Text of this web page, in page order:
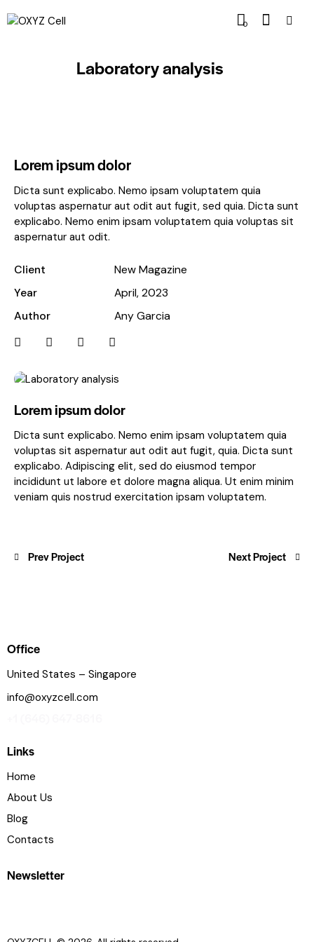
0
Laboratory analysis
Lorem ipsum dolor
Dicta sunt explicabo. Nemo ipsam voluptatem quia
voluptas aspernatur aut odit aut fugit, sed quia. Dicta sunt
explicabo. Nemo enim ipsam voluptatem quia voluptas sit
aspernatur aut odit.
Client
New Magazine
Year
April, 2023
Author
Any Garcia
Lorem ipsum dolor
Dicta sunt explicabo. Nemo enim ipsam voluptatem quia
voluptas sit aspernatur aut odit aut fugit, quia. Dicta sunt
explicabo. Adipiscing elit, sed do eiusmod tempor
incididunt ut labore et dolore magna aliqua. Ut enim minim
veniam quis nostrud exercitation ipsam voluptatem.
Prev Project Next Project
Office
United States – Singapore
info@oxyzcell.com
Links
Home
About Us
Blog
Contacts
Newsletter